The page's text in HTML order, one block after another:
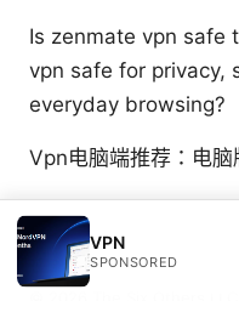
Is zenmate vpn safe
vpn safe for privacy,
everyday browsing?
Vpn电脑端推荐：电
VPN
SPONSORED